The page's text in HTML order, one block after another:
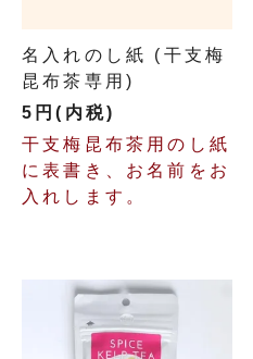
名入れのし紙 (干支梅
昆布茶専用)
5円(内税)
干支梅昆布茶用のし紙
に表書き、お名前をお
入れします。